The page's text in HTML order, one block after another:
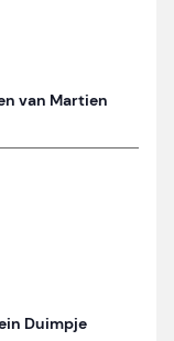
van Martien
Duimpje